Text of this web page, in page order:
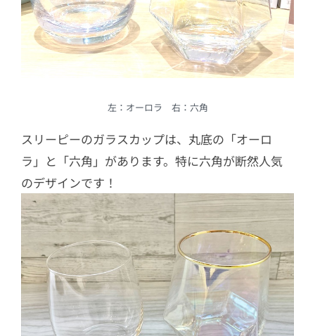
左：オーロラ 右：六角
スリーピーのガラスカップは、丸底の「オーロ
ラ」と「六角」があります。特に六角が断然人気
のデザインです！